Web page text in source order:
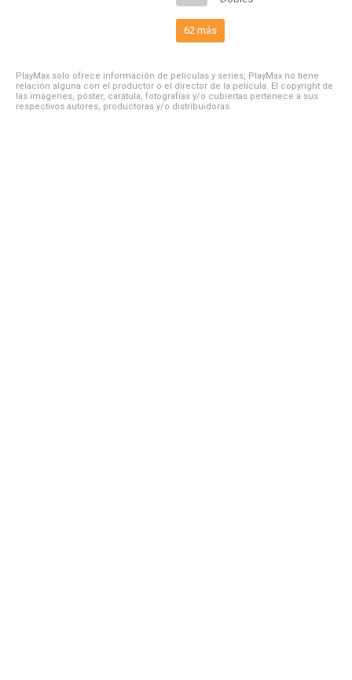
62 más
PlayMax solo ofrece información de películas y series, PlayMax no tiene
relación alguna con el productor o el director de la película. El copyright de
las imágenes, póster, carátula, fotografías y/o cubiertas pertenece a sus
respectivos autores, productoras y/o distribuidoras.